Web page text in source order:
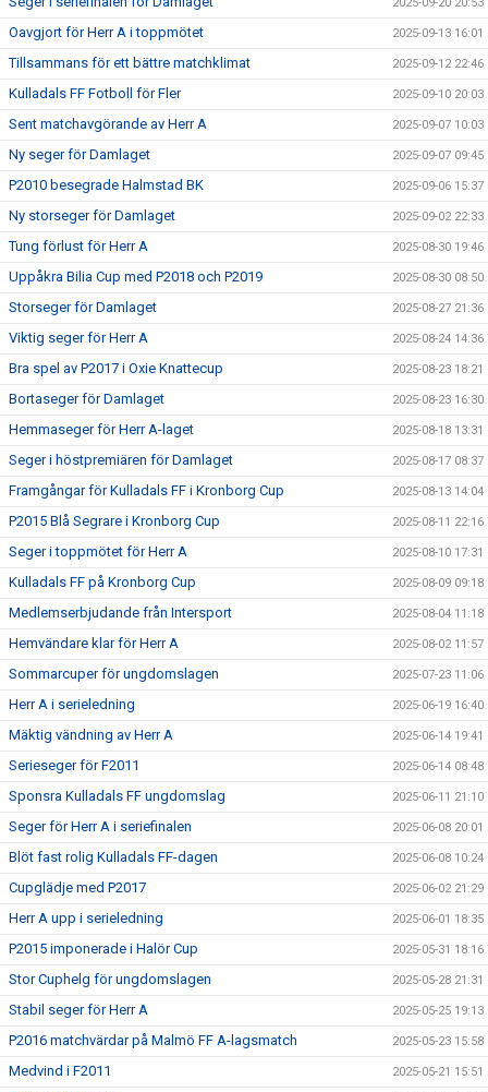
Oavgjort för Herr A i toppmötet 2025-09-13 16:01
Tillsammans för ett bättre matchklimat 2025-09-12 22:46
Kulladals FF Fotboll för Fler 2025-09-10 20:03
Sent matchavgörande av Herr A 2025-09-07 10:03
Ny seger för Damlaget 2025-09-07 09:45
P2010 besegrade Halmstad BK 2025-09-06 15:37
Ny storseger för Damlaget 2025-09-02 22:33
Tung förlust för Herr A 2025-08-30 19:46
Uppåkra Bilia Cup med P2018 och P2019 2025-08-30 08:50
Storseger för Damlaget 2025-08-27 21:36
Viktig seger för Herr A 2025-08-24 14:36
Bra spel av P2017 i Oxie Knattecup 2025-08-23 18:21
Bortaseger för Damlaget 2025-08-23 16:30
Hemmaseger för Herr A-laget 2025-08-18 13:31
Seger i höstpremiären för Damlaget 2025-08-17 08:37
Framgångar för Kulladals FF i Kronborg Cup 2025-08-13 14:04
P2015 Blå Segrare i Kronborg Cup 2025-08-11 22:16
Seger i toppmötet för Herr A 2025-08-10 17:31
Kulladals FF på Kronborg Cup 2025-08-09 09:18
Medlemserbjudande från Intersport 2025-08-04 11:18
Hemvändare klar för Herr A 2025-08-02 11:57
Sommarcuper för ungdomslagen 2025-07-23 11:06
Herr A i serieledning 2025-06-19 16:40
Mäktig vändning av Herr A 2025-06-14 19:41
Serieseger för F2011 2025-06-14 08:48
Sponsra Kulladals FF ungdomslag 2025-06-11 21:10
Seger för Herr A i seriefinalen 2025-06-08 20:01
Blöt fast rolig Kulladals FF-dagen 2025-06-08 10:24
Cupglädje med P2017 2025-06-02 21:29
Herr A upp i serieledning 2025-06-01 18:35
P2015 imponerade i Halör Cup 2025-05-31 18:16
Stor Cuphelg för ungdomslagen 2025-05-28 21:31
Stabil seger för Herr A 2025-05-25 19:13
P2016 matchvärdar på Malmö FF A-lagsmatch 2025-05-23 15:58
Medvind i F2011 2025-05-21 15:51